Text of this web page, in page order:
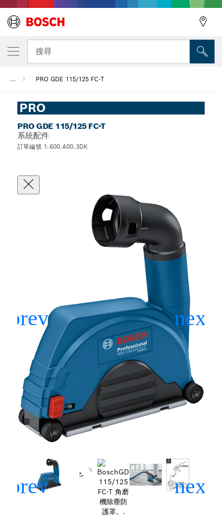
搜尋
... PRO GDE 115/125 FC-T
PRO
PRO GDE 115/125 FC-T
系統配件
訂單編號 1.600.A00.3DK